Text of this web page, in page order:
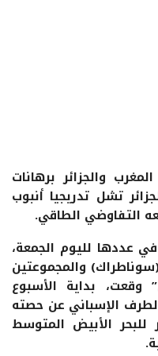
والجزائر برهانات
تشل تدريجيا أنبوب
التفاوضي الطاقي.
عددها لليوم الجمعة،
والمجموعتين
وقعت، بداية الأسبوع
الطرف الإسباني عن حصته
الأبيض المتوسط